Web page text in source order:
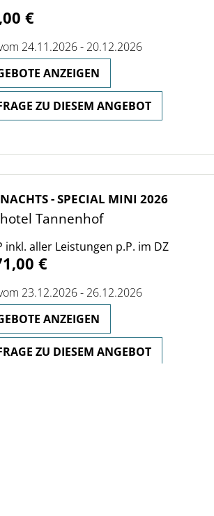
€
24.11.2026 - 20.12.2026
ANZEIGEN
ZU DIESEM ANGEBOT
- SPECIAL MINI 2026
Tannenhof
inkl. aller Leistungen p.P. im DZ
€
23.12.2026 - 26.12.2026
ANZEIGEN
ZU DIESEM ANGEBOT